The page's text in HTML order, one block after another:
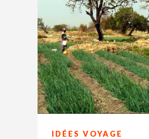
IDÉES VOYAGE